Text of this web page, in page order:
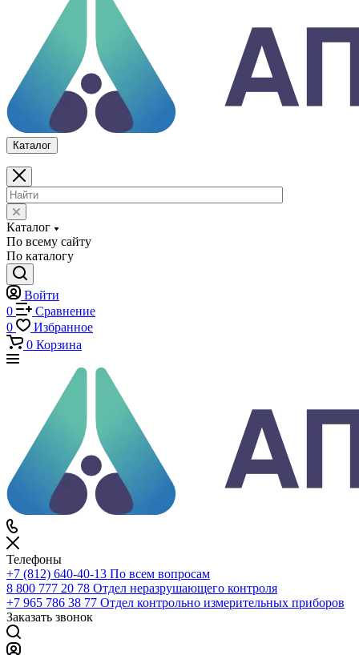
Каталог
По всему сайту
По каталогу
Войти
0
Сравнение
0
Избранное
0 Корзина
Каталог
По всему сайту
По каталогу
0
Сравнение
0
Избранное